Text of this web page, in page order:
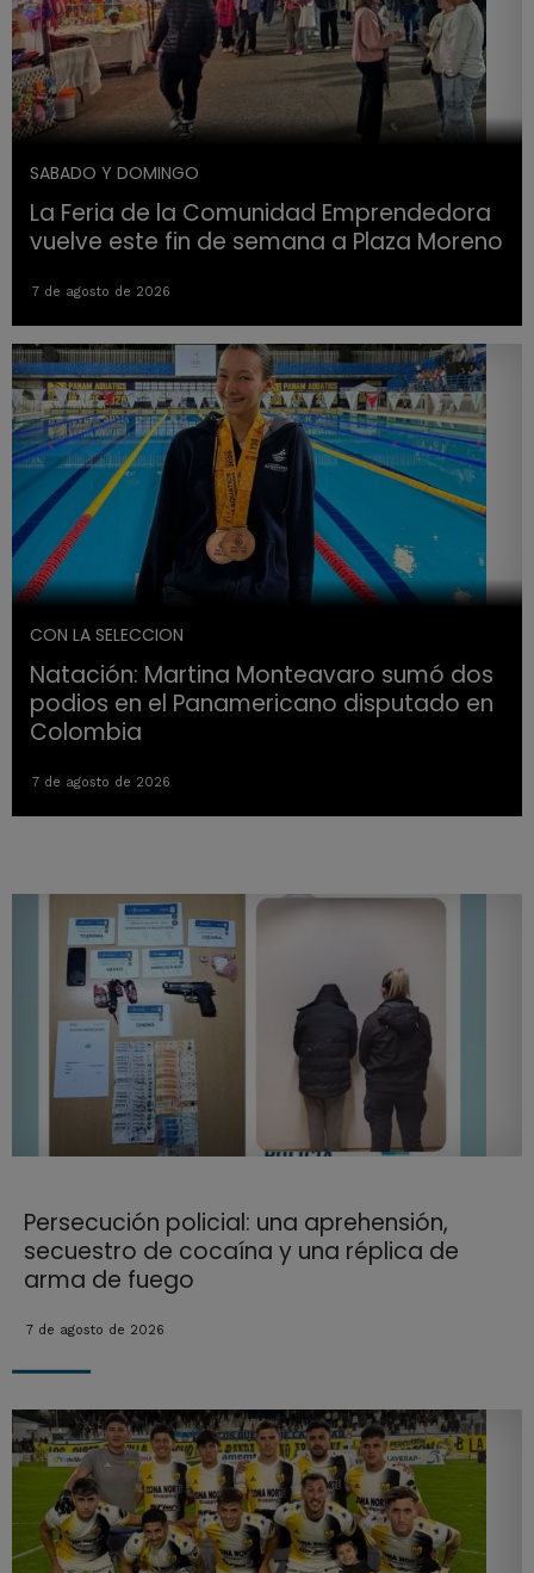
SABADO Y DOMINGO
La Feria de la Comunidad Emprendedora
vuelve este fin de semana a Plaza Moreno
7 de agosto de 2026
CON LA SELECCION
Natación: Martina Monteavaro sumó dos
podios en el Panamericano disputado en
Colombia
7 de agosto de 2026
Persecución policial: una aprehensión,
secuestro de cocaína y una réplica de
arma de fuego
7 de agosto de 2026